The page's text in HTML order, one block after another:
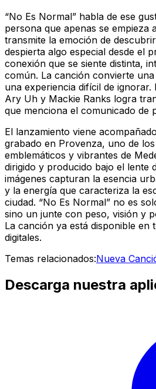
“No Es Normal” habla de ese
persona que apenas se empieza
transmite la emoción de
despierta algo especial desde el
conexión que se siente distinta,
común. La canción convierte
una experiencia difícil de ignorar.
Ary Uh y Mackie Ranks logra
que menciona el comunicado de
El lanzamiento viene
grabado en Provenza, uno de
emblemáticos y vibrantes de
dirigido y producido bajo el lente
imágenes capturan la esencia
y la energía que caracteriza la
ciudad. “No Es Normal” no es
sino un junte con peso, visión y
La canción ya está disponible en
digitales.
Temas relacionados:Nueva
Descarga nuestra